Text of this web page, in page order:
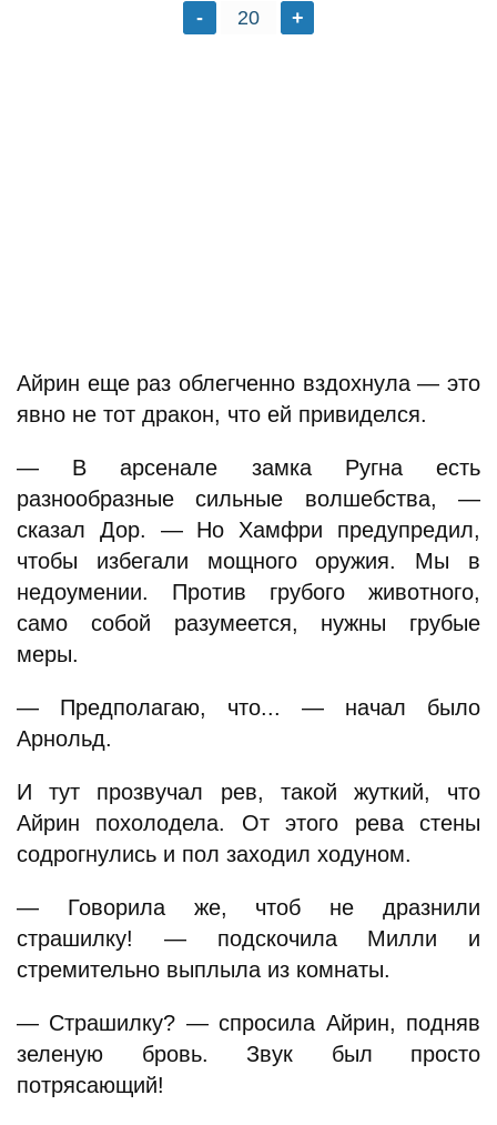
Айрин еще раз облегченно вздохнула — это
явно не тот дракон, что ей привиделся.
— В арсенале замка Ругна есть
разнообразные сильные волшебства, —
сказал Дор. — Но Хамфри предупредил,
чтобы избегали мощного оружия. Мы в
недоумении. Против грубого животного,
само собой разумеется, нужны грубые
меры.
— Предполагаю, что... — начал было
Арнольд.
И тут прозвучал рев, такой жуткий, что
Айрин похолодела. От этого рева стены
содрогнулись и пол заходил ходуном.
— Говорила же, чтоб не дразнили
страшилку! — подскочила Милли и
стремительно выплыла из комнаты.
— Страшилку? — спросила Айрин, подняв
зеленую бровь. Звук был просто
потрясающий!